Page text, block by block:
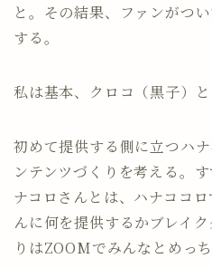
と。その結果、ファンがつ
する。
私は基本、クロコ（黒子）と
初めて提供する側に立つハ
ンテンツづくりを考える。
ナコロさんとは、ハナココ
んに何を提供するかブレイ
りはZOOMでみんなとめっ